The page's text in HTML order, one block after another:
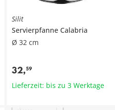
Silit
Servierpfanne Calabria
Ø 32 cm
32,59
Lieferzeit: bis zu 3 Werktage